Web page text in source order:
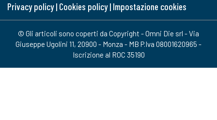
Privacy policy| Cookies policy| Impostazione cookies
© Gli articoli sono coperti da Copyright - Omni Die srl - Via
Giuseppe Ugolini 11, 20900 - Monza - MB P.Iva 08001620965 -
Iscrizione al ROC 35190